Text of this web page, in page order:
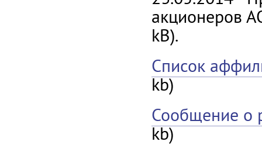
акционеров
kB).
Список
kb)
Сообщение о
kb)